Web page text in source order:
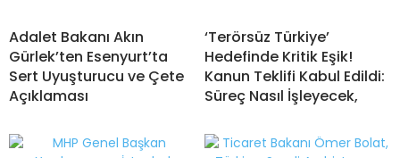
Adalet Bakanı Akın
Gürlek’ten Esenyurt’ta
Sert Uyuşturucu ve Çete
Açıklaması
‘Terörsüz Türkiye’
Hedefinde Kritik Eşik!
Kanun Teklifi Kabul Edildi:
Süreç Nasıl İşleyecek,